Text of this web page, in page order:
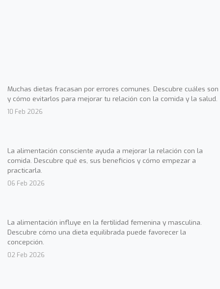
Muchas dietas fracasan por errores comunes. Descubre cuáles son
y cómo evitarlos para mejorar tu relación con la comida y la salud.
10 Feb 2026
La alimentación consciente ayuda a mejorar la relación con la
comida. Descubre qué es, sus beneficios y cómo empezar a
practicarla.
06 Feb 2026
La alimentación influye en la fertilidad femenina y masculina.
Descubre cómo una dieta equilibrada puede favorecer la
concepción.
02 Feb 2026